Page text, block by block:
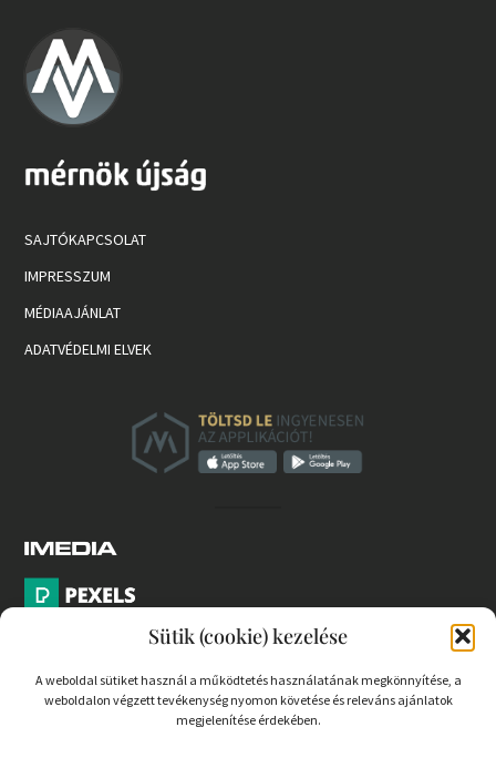
Sütik (cookie) kezelése
A weboldal sütiket használ a működtetés használatának megkönnyítése, a
weboldalon végzett tevékenység nyomon követése és releváns ajánlatok
megjelenítése érdekében.
SAJTÓKAPCSOLAT
IMPRESSZUM
MÉDIAAJÁNLAT
ADATVÉDELMI ELVEK
PARTNEREK